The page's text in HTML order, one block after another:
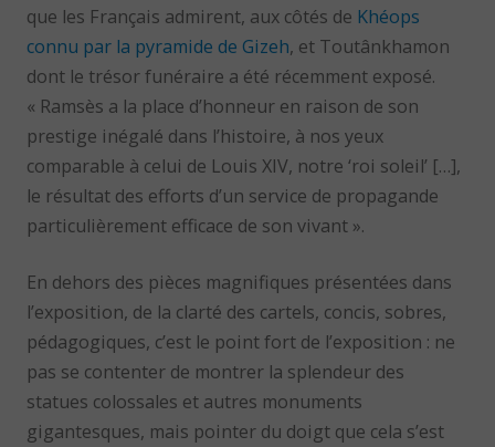
que les Français admirent, aux côtés de Khéops
connu par la pyramide de Gizeh, et Toutânkhamon
dont le trésor funéraire a été récemment exposé.
« Ramsès a la place d’honneur en raison de son
prestige inégalé dans l’histoire, à nos yeux
comparable à celui de Louis XIV, notre ‘roi soleil’ […],
le résultat des efforts d’un service de propagande
particulièrement efficace de son vivant ».
En dehors des pièces magnifiques présentées dans
l’exposition, de la clarté des cartels, concis, sobres,
pédagogiques, c’est le point fort de l’exposition : ne
pas se contenter de montrer la splendeur des
statues colossales et autres monuments
gigantesques, mais pointer du doigt que cela s’est